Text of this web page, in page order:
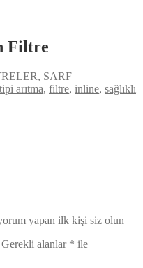
Filtre
, SARF
arıtma, filtre, inline, sağlıklı
yapan ilk kişi siz olun
Gerekli alanlar * ile